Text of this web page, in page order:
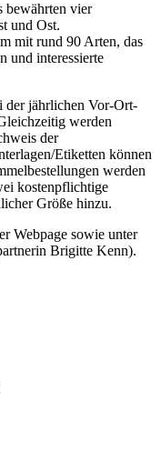
bewährten vier
und Ost.
mit rund 90 Arten, das
und interessierte
der jährlichen Vor-Ort-
werden
der
Etiketten können
werden
kostenpflichtige
Größe hinzu.
Webpage sowie unter
Brigitte Kenn).